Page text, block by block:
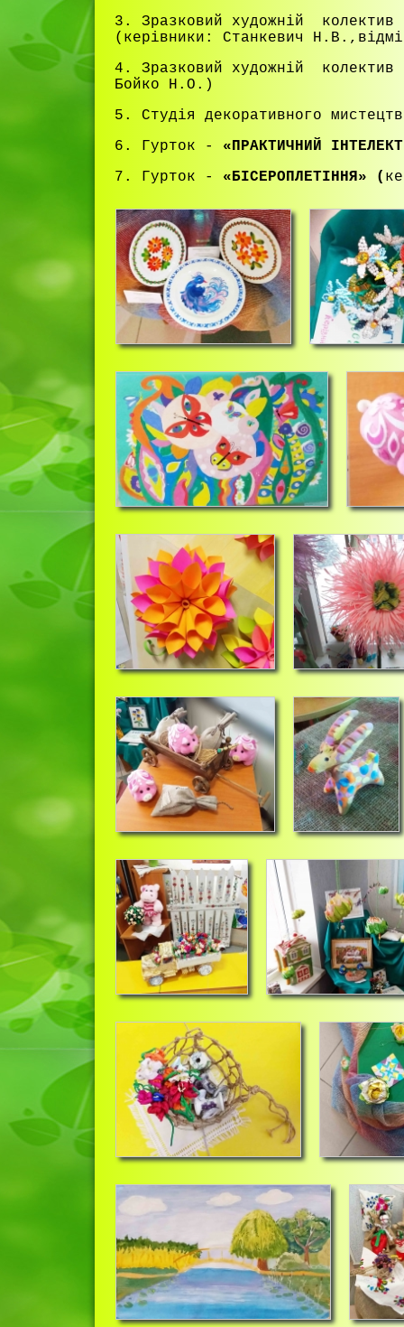
3. Зразковий художній
(керівники: Станкевич
4. Зразковий художній
Бойко Н.О.)
5. Студія декоративного
6. Гурток - «ПРАКТИЧНИЙ
7. Гурток - «БIСЕРОПЛЕТIННЯ» (